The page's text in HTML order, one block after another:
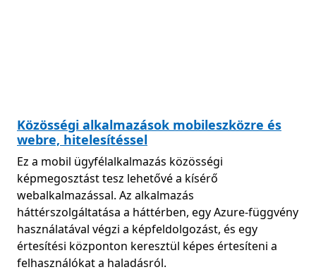
Közösségi alkalmazások mobileszközre és
webre, hitelesítéssel
Ez a mobil ügyfélalkalmazás közösségi
képmegosztást tesz lehetővé a kísérő
webalkalmazással. Az alkalmazás
háttérszolgáltatása a háttérben, egy Azure-függvény
használatával végzi a képfeldolgozást, és egy
értesítési központon keresztül képes értesíteni a
felhasználókat a haladásról.